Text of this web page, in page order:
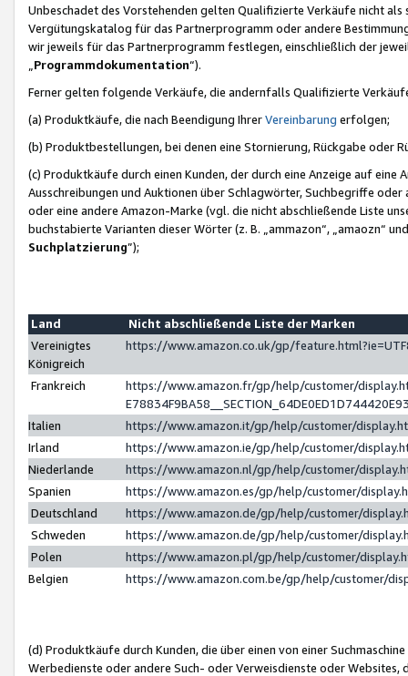
Unbeschadet des Vorstehenden gelten Qualifizierte Verkäufe nicht
Vergütungskatalog für das Partnerprogramm oder andere
wir jeweils für das Partnerprogramm festlegen, einschließlich der
Programmdokumentation“).
Ferner gelten folgende Verkäufe, die andernfalls Qualifizierte
(a) Produktkäufe, die nach Beendigung IhrerVereinbarung erfolgen;
(b) Produktbestellungen, bei denen eine Stornierung, Rückgabe oder
(c) Produktkäufe durch einen Kunden, der durch eine Anzeige auf
Ausschreibungen und Auktionen über Schlagwörter, Suchbegriffe
oder eine andere Amazon-Marke (vgl. die nicht abschließende Liste
buchstabierte Varianten dieser Wörter (z. B. „ammazon“, „amaozn“
Suchplatzierung”);
Land
Nicht abschließende Liste der Marken
Vereinigtes
Königreich
https://www.amazon.co.uk/gp/
Frankreich
https://www.amazon.fr/gp/help/customer/
Italien
https://www.amazon.it/gp/help/customer/
Irland
https://www.amazon.ie/gp/help/customer/
Niederlande
https://www.amazon.nl/gp/help/customer/
Spanien
https://www.amazon.es/gp/help/customer/
Deutschland
https://www.amazon.de/gp/help/customer/
Schweden
https://www.amazon.de/gp/help/customer/
Polen
https://www.amazon.pl/gp/help/customer/
Belgien
https://www.amazon.com.be/gp/help/customer/
(d) Produktkäufe durch Kunden, die über einen von einer
Werbedienste oder andere Such- oder Verweisdienste oder Websites,